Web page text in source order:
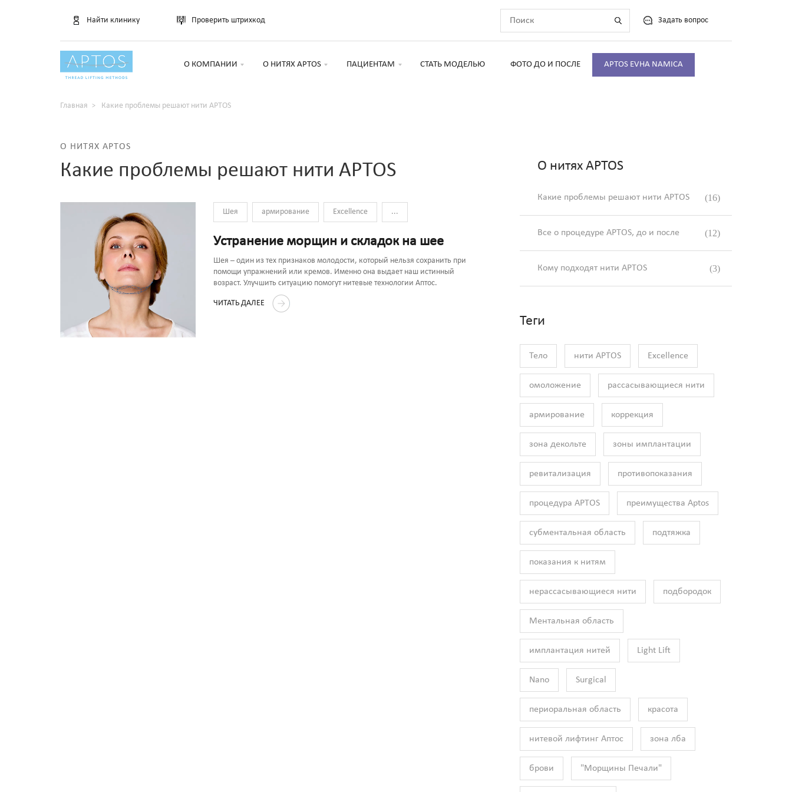
Найти клинику Проверить штрихкод Задать вопрос
О КОМПАНИИ О НИТЯХ APTOS ПАЦИЕНТАМ СТАТЬ МОДЕЛЬЮ ФОТО ДО И ПОСЛЕ APTOS EVHA NAMICA
Главная Какие проблемы решают нити APTOS
О НИТЯХ APTOS
Какие проблемы решают нити APTOS
Шея армирование Excellence ...
Устранение морщин и складок на шее
Шея – один из тех признаков молодости, который нельзя сохранить при
помощи упражнений или кремов. Именно она выдает наш истинный
возраст. Улучшить ситуацию помогут нитевые технологии Аптос.
ЧИТАТЬ ДАЛЕЕ
О нитях APTOS
Какие проблемы решают нити APTOS (16)
Все о процедуре APTOS, до и после (12)
Кому подходят нити APTOS (3)
Теги
Тело нити APTOS Excellence
омоложение рассасывающиеся нити
армирование коррекция
зона декольте зоны имплантации
ревитализация противопоказания
процедура APTOS преимущества Aptos
субментальная область подтяжка
показания к нитям
нерассасывающиеся нити подбородок
Ментальная область
имплантация нитей Light Lift
Nano Surgical
периоральная область красота
нитевой лифтинг Аптос зона лба
брови "Морщины Печали"